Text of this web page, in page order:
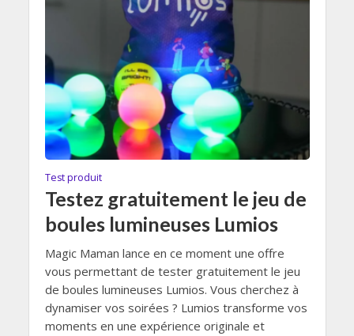
Test produit
Testez gratuitement le jeu de
boules lumineuses Lumios
Magic Maman lance en ce moment une offre
vous permettant de tester gratuitement le jeu
de boules lumineuses Lumios. Vous cherchez à
dynamiser vos soirées ? Lumios transforme vos
moments en une expérience originale et